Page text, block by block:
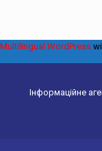
Інформаційне
Multilingual WordPress